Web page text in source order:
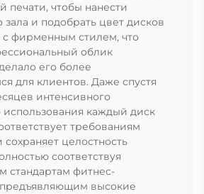
печати, чтобы нанести
зала и подобрать цвет дисков
с фирменным стилем, что
облик
его более
для клиентов. Даже спустя
интенсивного
использования каждый диск
требованиям
сохраняет целостность
соответствуя
стандартам фитнес-
высокие